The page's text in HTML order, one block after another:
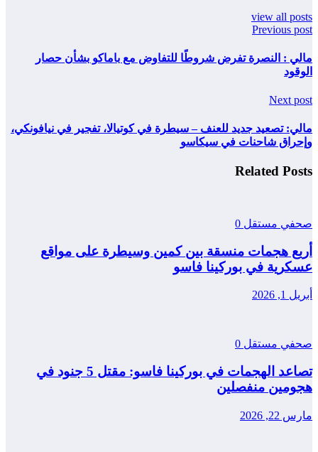
view all posts
Previous post
مالي : النصرة تفرض شروطًا للتفاوض مع باماكو بشأن حصار
الوقود
Next post
مالي: تصعيد جديد للعنف – سيطرة في كوتيالا، تفجير في نيافونكي،
وإحراق شاحنات في سيكاسو
Related Posts
صحفي مستقل 0
أربع هجمات منسقة بين كمين وسيطرة على مواقع
عسكرية في بوركينا فاسو
أبريل 1, 2026
صحفي مستقل 0
تصاعد الهجمات في بوركينا فاسو: مقتل 5 جنود في
هجومين منفصلين
مارس 22, 2026